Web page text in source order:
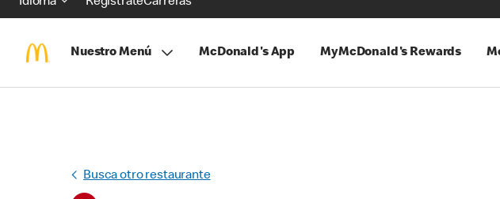
Nuestro Menú McDonald's App MyMcDonald's Rewards
Busca otro restaurante